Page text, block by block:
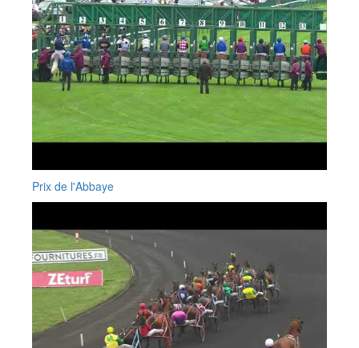
Prix de l'Abbaye